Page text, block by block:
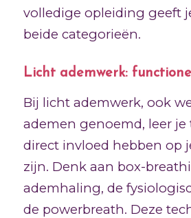
volledige opleiding geeft
beide categorieën.
Licht ademwerk:
Bij licht ademwerk, ook
ademen genoemd, leer
direct invloed hebben op
zijn. Denk aan box-
ademhaling, de
de powerbreath. Deze